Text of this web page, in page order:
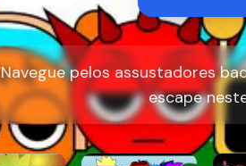
Navegue pelos assustadores
escape